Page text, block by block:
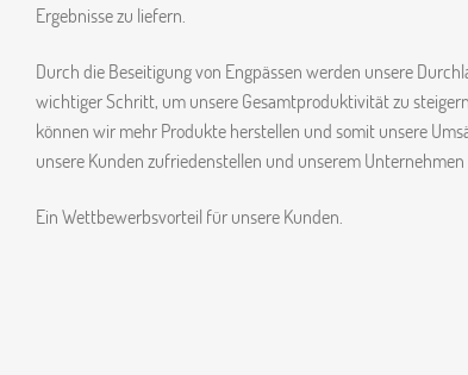
Ergebnisse zu liefern.
Durch die Beseitigung von Engpässen werden unsere
wichtiger Schritt, um unsere Gesamtproduktivität zu
können wir mehr Produkte herstellen und somit unsere
unsere Kunden zufriedenstellen und unserem
Ein Wettbewerbsvorteil für unsere Kunden.